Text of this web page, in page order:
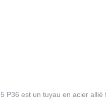
P36 est un tuyau en acier